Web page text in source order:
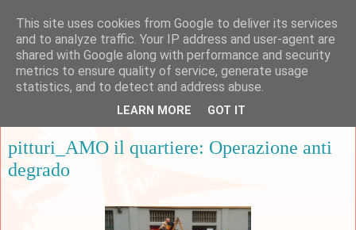
martedì 9 settembre 2014
pitturi_AMO il quartiere: Operazione anti
degrado
This site uses cookies from Google to deliver its services
and to analyze traffic. Your IP address and user-agent are
shared with Google along with performance and security
metrics to ensure quality of service, generate usage
statistics, and to detect and address abuse.
LEARN MORE GOT IT